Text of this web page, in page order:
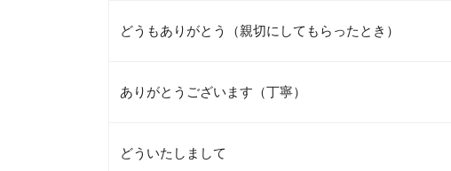
どうもありがとう（親切にしてもらったとき）
ありがとうございます（丁寧）
どういたしまして